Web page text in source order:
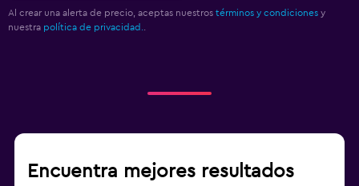
Al crear una alerta de precio, aceptas nuestros términos y condiciones y
nuestra política de privacidad.
Encuentra mejores resultados